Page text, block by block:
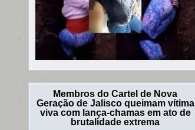
Membros do Cartel de Nova
Geração de Jalisco queimam vítima
viva com lança-chamas em ato de
brutalidade extrema